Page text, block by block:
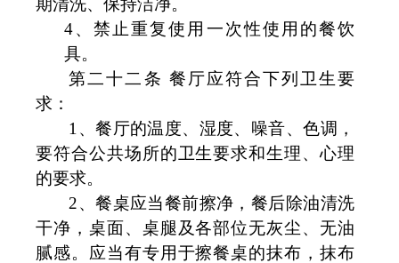
4、禁止重复使用一次性使用的餐饮
具。
第二十二条 餐厅应符合下列卫生要
求：
1 、餐厅的温度、湿度、噪音、色调，
要符合公共场所的卫生要求和生理、心理
的要求。
2、餐桌应当餐前擦净，餐后除油清洗
干净，桌面、桌腿及各部位无灰尘、无油
腻感。应当有专用于擦餐桌的抹布，抹布